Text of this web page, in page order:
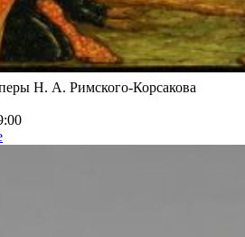
Н. А. Римского-Корсакова